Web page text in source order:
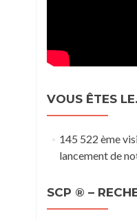
VOUS ÊTES
145 522 ème
lancement de
SCP ® –